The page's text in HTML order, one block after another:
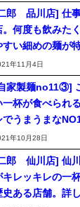
郎 品川店] 仕事
。何度も飲みた
すい細めの麺が
年11月4日
家製麺no11③]
一杯が食べられ
でうまうまな
年10月28日
郎 仙川店] 仙川
キレッキレの一
史ある店舗。詳